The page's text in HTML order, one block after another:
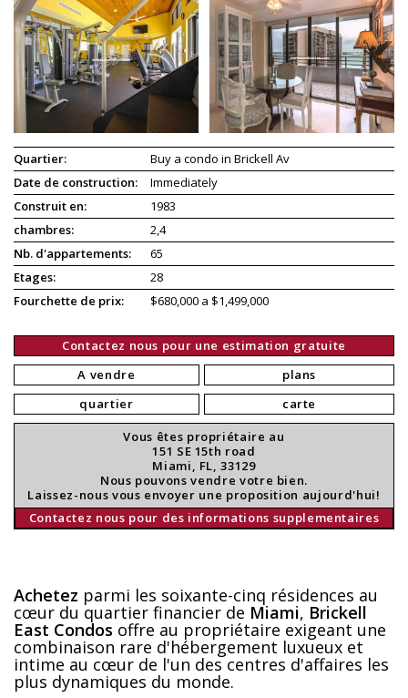
Quartier:
Buy a condo in Brickell Av
Date de construction:
Immediately
Construit en:
1983
chambres:
2,4
Nb. d'appartements:
65
Etages:
28
Fourchette de prix:
$680,000 a $1,499,000
Contactez nous pour une estimation gratuite
A vendre
quartier
plans
carte
Vous êtes propriétaire au
151 SE 15th road
Miami, FL, 33129
Nous pouvons vendre votre bien.
Laissez-nous vous envoyer une proposition aujourd'hui!
Contactez nous pour des informations supplementaires
Achetez parmi les soixante-cinq résidences au
cœur du quartier financier de Miami, Brickell
East Condos offre au propriétaire exigeant une
combinaison rare d'hébergement luxueux et
intime au cœur de l'un des centres d'affaires les
plus dynamiques du monde.